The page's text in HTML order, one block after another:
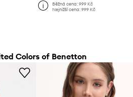
Běžná cena: 999 Kč
Nejnižší cena: 999 Kč
Colors of Benetton